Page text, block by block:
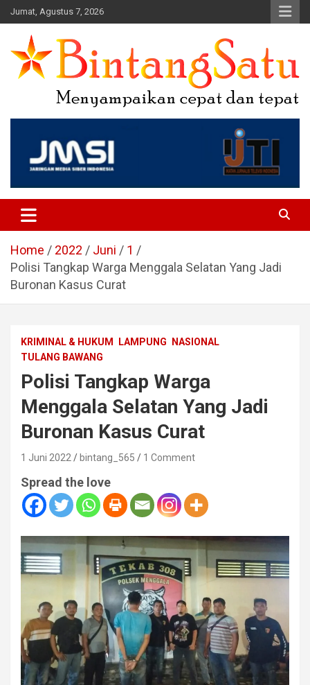
Skip
to
content
Jumat, Agustus 7, 2026
Portal Berita Nasional dan
Regional
Home 2022 Juni
1
Polisi Tangkap Warga Menggala Selatan Yang Jadi
Buronan Kasus Curat
KRIMINAL & HUKUM LAMPUNG
NASIONAL
TULANG BAWANG
Polisi Tangkap Warga
Menggala Selatan Yang Jadi
Buronan Kasus Curat
1 Juni 2022 bintang_565 1 Comment
Spread the love